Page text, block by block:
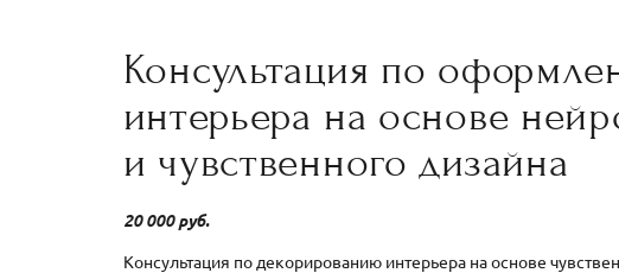
Консультация по
интерьера на основе
и чувственного дизайна
20 000 руб.
Консультация по декорированию интерьера на основе